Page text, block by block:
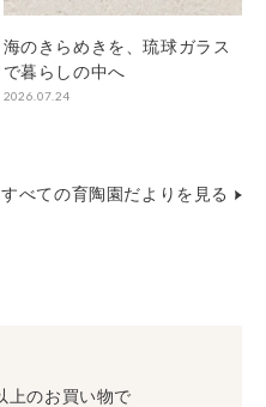
海のきらめきを、琉球ガラス
で暮らしの中へ
2026.07.24
すべての育陶園だよりを見る
上のお買い物で